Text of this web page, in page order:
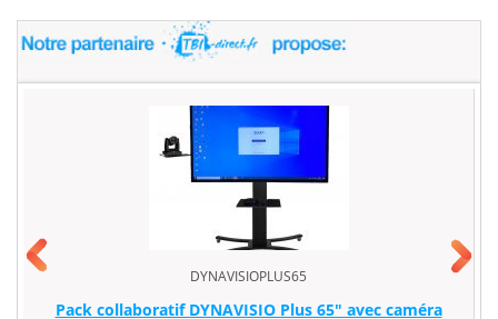
DYNAVISIOPLUS65
Pack collaboratif DYNAVISIO Plus 65" avec caméra